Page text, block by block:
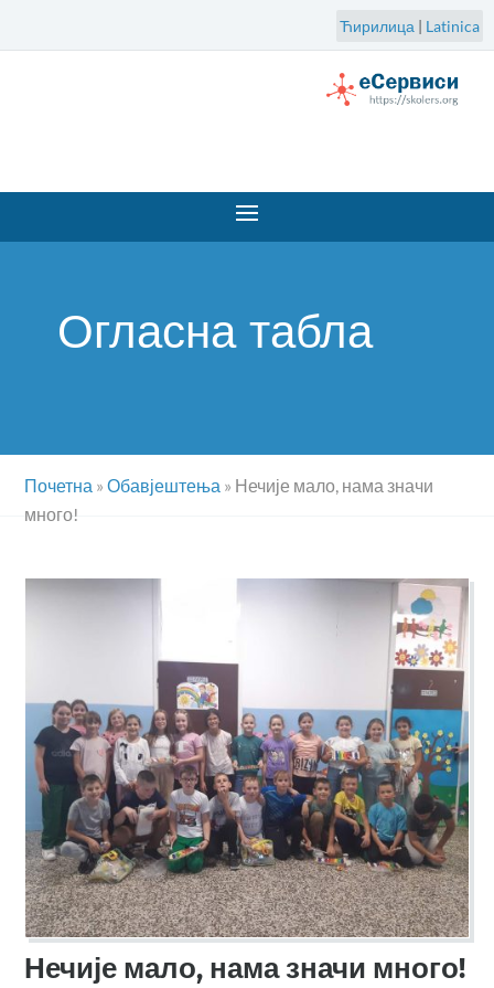
Ћирилица | Latinica
Огласна табла
Почетна »Обавјештења » Нечије мало, нама значи
много!
Нечије мало, нама значи много!